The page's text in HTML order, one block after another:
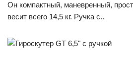
Он компактный, маневренный,
весит всего 14,5 кг. Ручка с..